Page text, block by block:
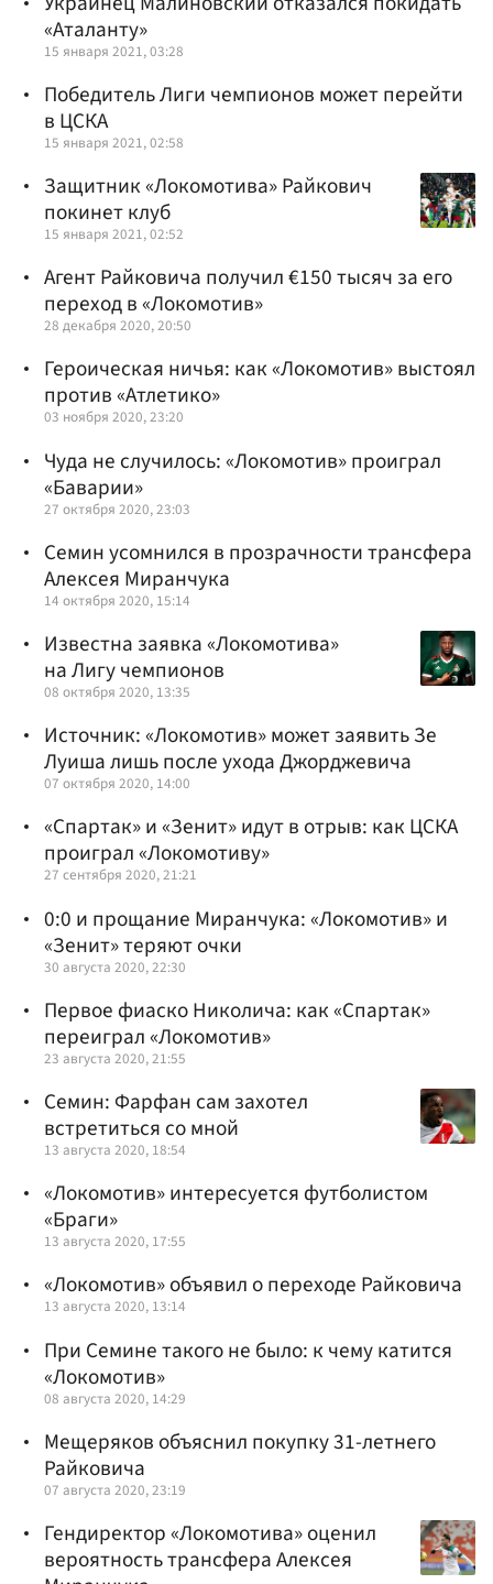
«Аталанту»
15 января 2021, 03:28
Победитель Лиги чемпионов может перейти
в ЦСКА
15 января 2021, 02:58
Защитник «Локомотива» Райкович
покинет клуб
15 января 2021, 02:52
Агент Райковича получил €150 тысяч за его
переход в «Локомотив»
28 декабря 2020, 20:50
Героическая ничья: как «Локомотив» выстоял
против «Атлетико»
03 ноября 2020, 23:20
Чуда не случилось: «Локомотив» проиграл
«Баварии»
27 октября 2020, 23:03
Семин усомнился в прозрачности трансфера
Алексея Миранчука
14 октября 2020, 15:14
Известна заявка «Локомотива»
на Лигу чемпионов
08 октября 2020, 13:35
Источник: «Локомотив» может заявить Зе
Луиша лишь после ухода Джорджевича
07 октября 2020, 14:00
«Спартак» и «Зенит» идут в отрыв: как ЦСКА
проиграл «Локомотиву»
27 сентября 2020, 21:21
0:0 и прощание Миранчука: «Локомотив» и
«Зенит» теряют очки
30 августа 2020, 22:30
Первое фиаско Николича: как «Спартак»
переиграл «Локомотив»
23 августа 2020, 21:55
Семин: Фарфан сам захотел
встретиться со мной
13 августа 2020, 18:54
«Локомотив» интересуется футболистом
«Браги»
13 августа 2020, 17:55
«Локомотив» объявил о переходе Райковича
13 августа 2020, 13:14
При Семине такого не было: к чему катится
«Локомотив»
08 августа 2020, 14:29
Мещеряков объяснил покупку 31-летнего
Райковича
07 августа 2020, 23:19
Гендиректор «Локомотива» оценил
вероятность трансфера Алексея